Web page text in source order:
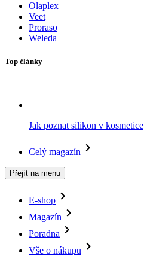
Olaplex
Veet
Proraso
Weleda
Top články
Jak poznat silikon v kosmetice
Celý magazín
Přejít na menu
E-shop
Magazín
Poradna
Vše o nákupu